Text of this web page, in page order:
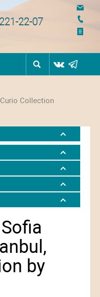
22-07
Collection
by